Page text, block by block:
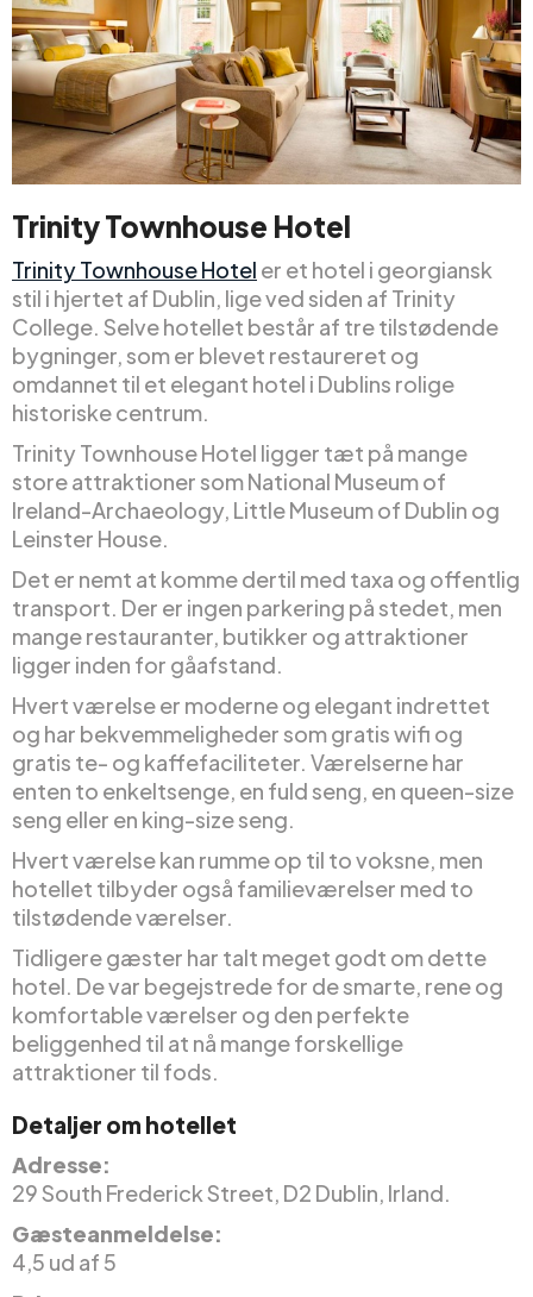
Trinity Townhouse Hotel
Trinity Townhouse Hotel er et hotel i georgiansk
stil i hjertet af Dublin, lige ved siden af Trinity
College. Selve hotellet består af tre tilstødende
bygninger, som er blevet restaureret og
omdannet til et elegant hotel i Dublins rolige
historiske centrum.
Trinity Townhouse Hotel ligger tæt på mange
store attraktioner som National Museum of
Ireland-Archaeology, Little Museum of Dublin og
Leinster House.
Det er nemt at komme dertil med taxa og offentlig
transport. Der er ingen parkering på stedet, men
mange restauranter, butikker og attraktioner
ligger inden for gåafstand.
Hvert værelse er moderne og elegant indrettet
og har bekvemmeligheder som gratis wifi og
gratis te- og kaffefaciliteter. Værelserne har
enten to enkeltsenge, en fuld seng, en queen-size
seng eller en king-size seng.
Hvert værelse kan rumme op til to voksne, men
hotellet tilbyder også familieværelser med to
tilstødende værelser.
Tidligere gæster har talt meget godt om dette
hotel. De var begejstrede for de smarte, rene og
komfortable værelser og den perfekte
beliggenhed til at nå mange forskellige
attraktioner til fods.
Detaljer om hotellet
Adresse:
29 South Frederick Street, D2 Dublin, Irland.
Gæsteanmeldelse:
4,5 ud af 5